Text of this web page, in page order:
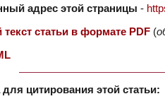
адрес этой страницы -
статьи в формате PDF (
цитирования этой статьи: